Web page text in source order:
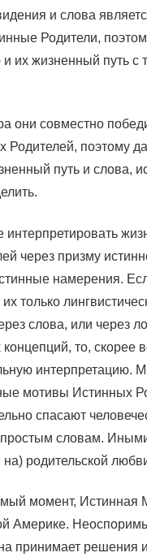
и слова
Родители,
и их жизненный путь с
они совместно
Родителей, поэтому
путь и слова,
интерпретировать
через призму
намерения.
только
слова, или через
то, скорее
интерпретацию.
мотивы Истинных
спасают
простым словам.
родительской
момент, Истинная
Америке.
принимает решения